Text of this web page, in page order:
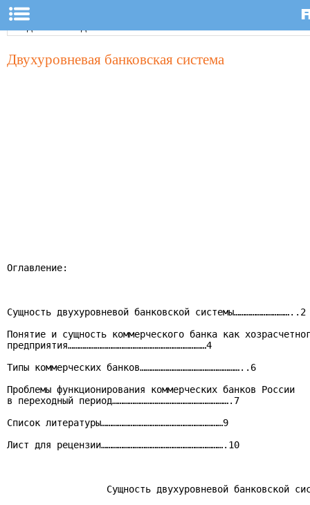
Двухуровневая банковская система
Оглавление:
Сущность двухуровневой банковской системы…………………………..2
Понятие и сущность коммерческого банка как
предприятия…………………………………………………………………4
Типы коммерческих банков………………………………………………..6
Проблемы функционирования коммерческих банков России
в переходный период……………………………………………………….7
Список литературы…………………………………………………………9
Лист для рецензии………………………………………………………….10
Сущность двухуровневой банковской